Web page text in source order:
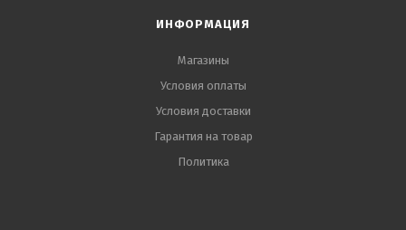
ИНФОРМАЦИЯ
Магазины
Условия оплаты
Условия доставки
Гарантия на товар
Политика